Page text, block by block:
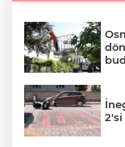
2'si